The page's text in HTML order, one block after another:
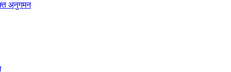
अनुगमन